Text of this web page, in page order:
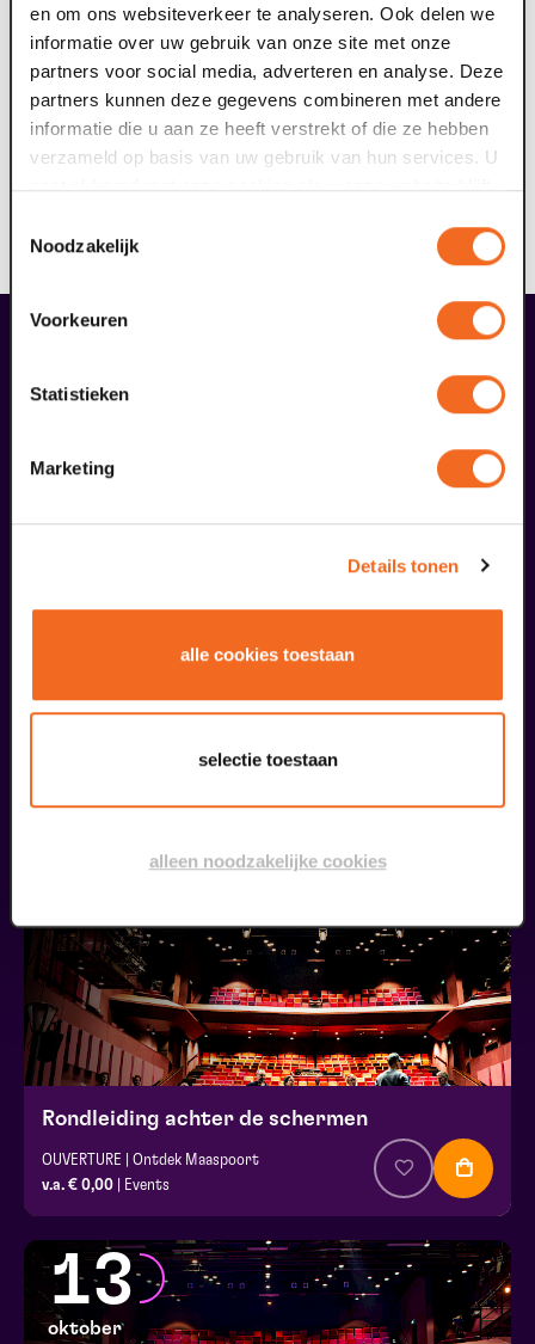
en om ons websiteverkeer te analyseren. Ook delen we
informatie over uw gebruik van onze site met onze
partners voor social media, adverteren en analyse. Deze
partners kunnen deze gegevens combineren met andere
informatie die u aan ze heeft verstrekt of die ze hebben
verzameld op basis van uw gebruik van hun services. U
gaat akkoord met onze cookies als u onze website blijft
Noodzakelijk
Voorkeuren
Statistieken
Marketing
Details tonen
alle cookies toestaan
selectie toestaan
alleen noodzakelijke cookies
Gezond zonder gedoe – Ontdek hoe kleine keuzes
een groot verschil maken, zonder dat je
smaakpapillen er iets van merken.
Samen genieten – Want in Italië draait alles om
samen lachen, proeven en het leven vieren.
Wanneer: Woensdag 22 april 2026 vanaf 14:00 tot 18:00
Waar: Kookstudio de garde, Molenstraat 14b, 5988 EP
Helden
liefhebbers bestelden ook...
26
Silverfood Universum
Rondleiding achter de schermen
OUVERTURE | Ontdek Maaspoort
v.a. € 0,00 | Events
13
oktober